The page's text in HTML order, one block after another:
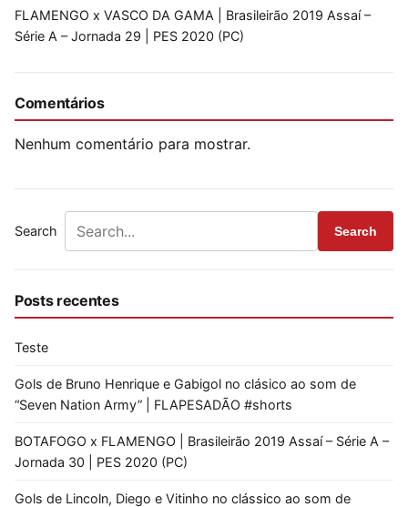
FLAMENGO x VASCO DA GAMA | Brasileirão 2019 Assaí –
Série A – Jornada 29 | PES 2020 (PC)
Comentários
Nenhum comentário para mostrar.
Search Search
Posts recentes
Teste
Gols de Bruno Henrique e Gabigol no clásico ao som de
“Seven Nation Army” | FLAPESADÃO #shorts
BOTAFOGO x FLAMENGO | Brasileirão 2019 Assaí – Série A –
Jornada 30 | PES 2020 (PC)
Gols de Lincoln, Diego e Vitinho no clássico ao som de